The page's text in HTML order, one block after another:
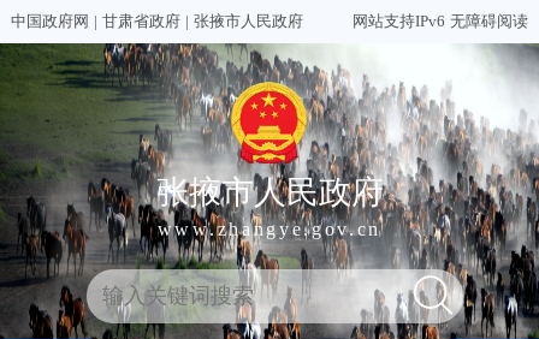
中国政府网 | 甘肃省政府 | 张掖市人民政府 网站支持IPv6 无障碍阅读
张掖市人民政府
www.zhangye.gov.cn